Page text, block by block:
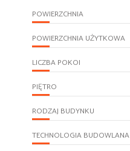
POWIERZCHNIA
POWIERZCHNIA UŻYTKOWA
LICZBA POKOI
PIĘTRO
RODZAJ BUDYNKU
TECHNOLOGIA BUDOWLANA